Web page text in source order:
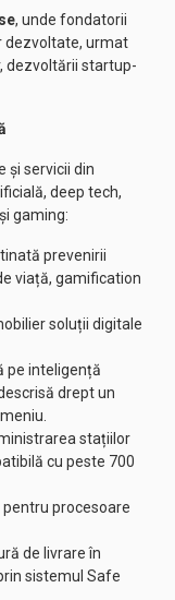
, unde fondatorii
dezvoltate, urmat
dezvoltării startup-
și servicii din
deep tech,
gaming:
prevenirii
viață, gamification
soluții digitale
pe inteligență
drept un
stațiilor
cu peste 700
procesoare
de livrare în
sistemul Safe